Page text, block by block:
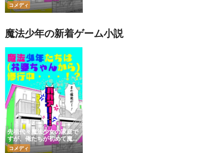
少年になりました
コメディ
魔法少年の新着ゲーム小説
先祖代々魔法少女の家庭で
すが、俺たちが初めて魔法
少年になりました
コメディ